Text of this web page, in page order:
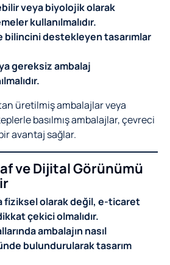
veya biyolojik olarak
kullanılmalıdır.
bilincini destekleyen tasarımlar
gereksiz ambalaj
üretilmiş ambalajlar veya
basılmış ambalajlar, çevreci
avantaj sağlar.
ve Dijital Görünümü
fiziksel olarak değil, e-ticaret
çekici olmalıdır.
ambalajın nasıl
bulundurularak tasarım